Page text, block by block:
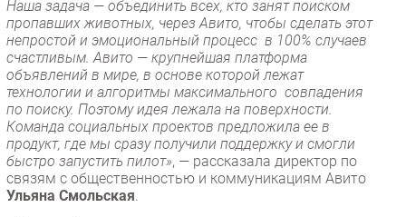
Наша задача — объединить всех, кто занят поиском
пропавших животных, через Авито, чтобы сделать этот
непростой и эмоциональный процесс в 100% случаев
счастливым. Авито — крупнейшая платформа
объявлений в мире, в основе которой лежат
технологии и алгоритмы максимального совпадения
по поиску. Поэтому идея лежала на поверхности.
Команда социальных проектов предложила ее в
продукт, где мы сразу получили поддержку и смогли
быстро запустить пилот», — рассказала директор по
связям с общественностью и коммуникациям Авито
Ульяна Смольская